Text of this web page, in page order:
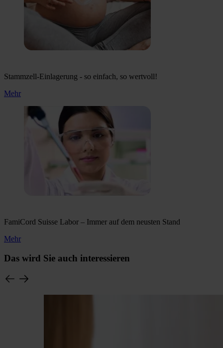
Stammzell-Einlagerung - so einfach, so wertvoll!
Mehr
FamiCord Suisse Labor – Immer auf dem neusten Stand
Mehr
Das wird Sie auch interessieren